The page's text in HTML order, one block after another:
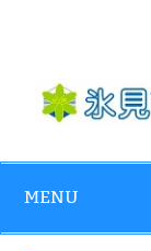
content
MENU